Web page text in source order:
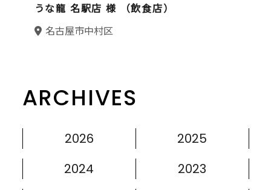
うな龍 名駅店 様 （飲食店）
名古屋市中村区
ARCHIVES
2026
2025
2024
2023